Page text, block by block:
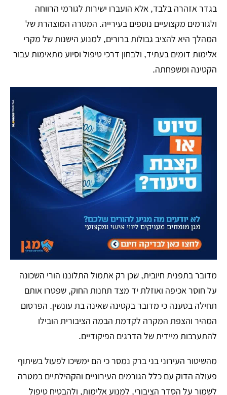
בגדר אזהרה בלבד, אלא הועברו ישירות לגורמי הרווחה
ולגורמים מקצועיים נוספים בעירייה. המטרה המוצהרת של
המהלך היא להציב גבולות ברורים, למנוע הישנות של מקרי
אלימות דומים בעתיד, ולבחון דרכי טיפול וסיוע מתאימות עבור
הקטינה ומשפחתה.
מדובר בתפנית חיובית, שכן רק אתמול התלוננו הורי השכונה
על חוסר אכיפה ואוזלת יד מצד תחנות החוק, שפטרו אותם
תחילה בטענה כי מדובר בקטינה שאינה בת עונשין. הפרסום
המהיר והצפת המקרה לקדמת הבמה הציבורית הובילו
להתערבות מיידית של הדרגים הפיקודיים.
מהשיטור העירוני בני ברק נמסר כי הם ימשיכו לפעול בשיתוף
פעולה הדוק עם כלל הגורמים העירוניים והקהילתיים במטרה
לשמור על הסדר הציבורי, למנוע אלימות, ולהבטיח טיפול